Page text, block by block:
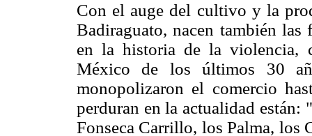
Con el auge del cultivo y la
Badiraguato, nacen también las
en la historia de la violencia,
México de los últimos 30
monopolizaron el comercio
perduran en la actualidad
Fonseca Carrillo, los Palma, los